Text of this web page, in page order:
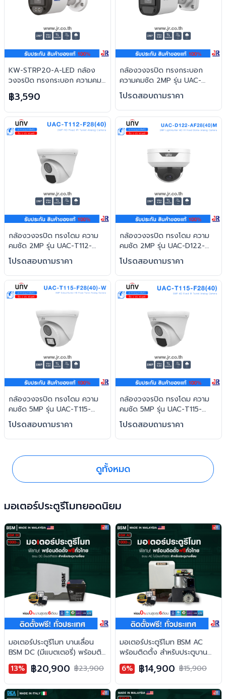
KW-STRP20-A-LED กล้อง
วงจรปิด ทรงกระบอก ความคม
ชัด 2MP : Uniview (UNV)
฿3,590
กล้องวงจรปิด ทรงกระบอก
ความคมชัด 2MP รุ่น UAC-
B112-F28(40)-W : Uniview
(UNV)
โปรดสอบถามราคา
กล้องวงจรปิด ทรงโดม ความ
คมชัด 2MP รุ่น UAC-T112-
F28(40)-W : Uniview (UNV)
โปรดสอบถามราคา
กล้องวงจรปิด ทรงโดม ความ
คมชัด 2MP รุ่น UAC-D122-
AF28(40)M : Uniview (UNV)
โปรดสอบถามราคา
กล้องวงจรปิด ทรงโดม ความ
คมชัด 5MP รุ่น UAC-T115-
F28(40)-W : Uniview (UNV)
โปรดสอบถามราคา
กล้องวงจรปิด ทรงโดม ความ
คมชัด 5MP รุ่น UAC-T115-
F28(40) : Uniview (UNV)
โปรดสอบถามราคา
ดูทั้งหมด
มอเตอร์ประตูรีโมทยอดนิยม
มอเตอร์ประตูรีโมท บานเลื่อน
BSM DC (มีแบตเตอรี่) พร้อมติด
ตั้ง สำหรับประตูบานเลื่อน
13% ฿20,900 ฿23,900
มอเตอร์ประตูรีโมท BSM AC
พร้อมติดตั้ง สำหรับประตูบาน
เลื่อน
6% ฿14,900 ฿15,900